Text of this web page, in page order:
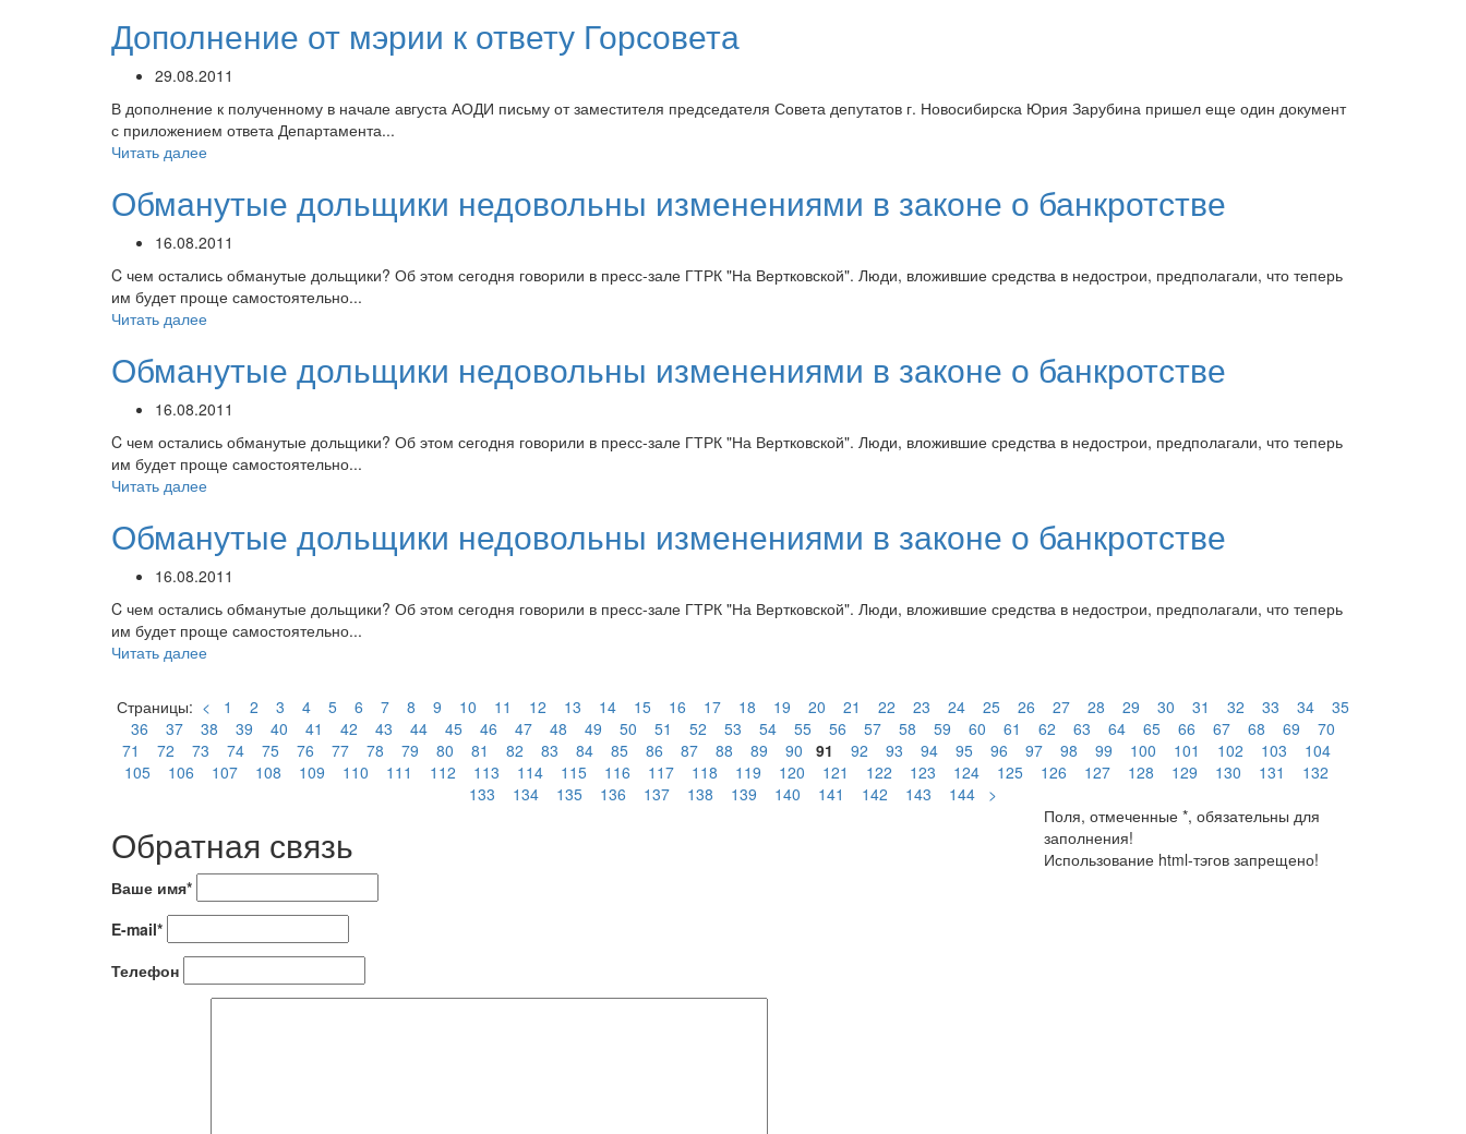
Дополнение от мэрии к ответу Горсовета
29.08.2011
В дополнение к полученному в начале августа АОДИ письму от заместителя председателя Совета депутатов г. Новосибирска Юрия Зарубина пришел еще один документ
с приложением ответа Департамента...
Читать далее
Обманутые дольщики недовольны изменениями в законе о банкротстве
16.08.2011
C чем остались обманутые дольщики? Об этом сегодня говорили в пресс-зале ГТРК "На Вертковской". Люди, вложившие средства в недострои, предполагали, что теперь
им будет проще самостоятельно...
Читать далее
Обманутые дольщики недовольны изменениями в законе о банкротстве
16.08.2011
C чем остались обманутые дольщики? Об этом сегодня говорили в пресс-зале ГТРК "На Вертковской". Люди, вложившие средства в недострои, предполагали, что теперь
им будет проще самостоятельно...
Читать далее
Обманутые дольщики недовольны изменениями в законе о банкротстве
16.08.2011
C чем остались обманутые дольщики? Об этом сегодня говорили в пресс-зале ГТРК "На Вертковской". Люди, вложившие средства в недострои, предполагали, что теперь
им будет проще самостоятельно...
Читать далее
Страницы: < 1 2 3 4 5 6 7 8 9 10 11 12 13 14 15 16 17 18 19 20 21 22 23 24 25 26 27 28 29 30 31 32 33 34
35
36
37 38 39 40 41 42 43 44 45 46 47 48 49 50 51 52 53 54 55 56 57 58 59 60 61 62 63 64 65 66 67 68 69
70
71
72 73 74 75 76 77 78 79 80 81 82 83 84 85 86 87 88 89 90 91 92 93 94 95 96 97 98 99 100 101 102 103
104
105
106 107 108 109 110 111 112 113 114 115 116 117 118 119 120 121 122 123 124 125 126 127 128 129 130 131
132
133
134 135 136 137 138 139 140 141 142 143 144 >
Обратная связь
Ваше имя*
E-mail*
Телефон
Поля, отмеченные *, обязательны для
заполнения!
Использование html-тэгов запрещено!